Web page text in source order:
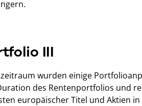
III
wurden einige
des Rentenportfolios und
europäischer Titel und Aktien